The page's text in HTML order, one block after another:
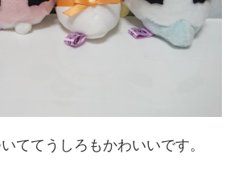
ててうしろもかわいいです。